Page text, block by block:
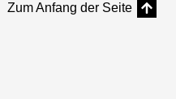
Zum Anfang der Seite